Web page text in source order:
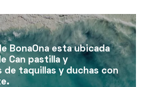
BonaOna esta ubicada
Can pastilla y
de taquillas y duchas con